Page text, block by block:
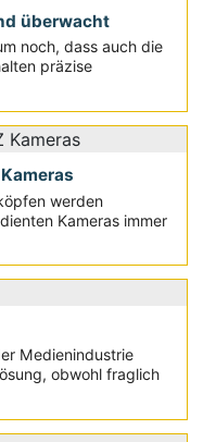
überwacht
noch, dass auch die
präzise
werden
Kameras immer
Medienindustrie
obwohl fraglich